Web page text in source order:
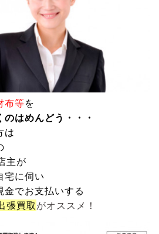
布等を
はめんどう・・・
は
主が
宅に伺い
金でお支払いする
張買取 がオススメ！